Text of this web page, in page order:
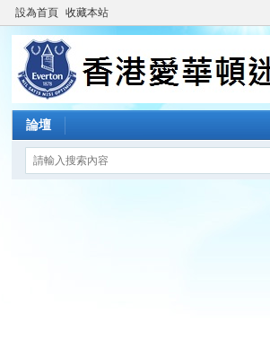
設為首頁 收藏本站
論壇